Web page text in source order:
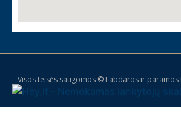
Visos teisės saugomos © Labdaros ir paramos